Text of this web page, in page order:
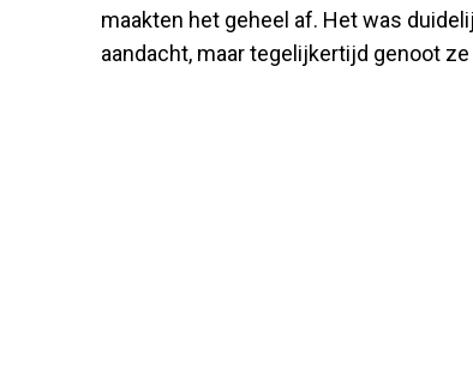
maakten het geheel af. Het was
aandacht, maar tegelijkertijd genoot